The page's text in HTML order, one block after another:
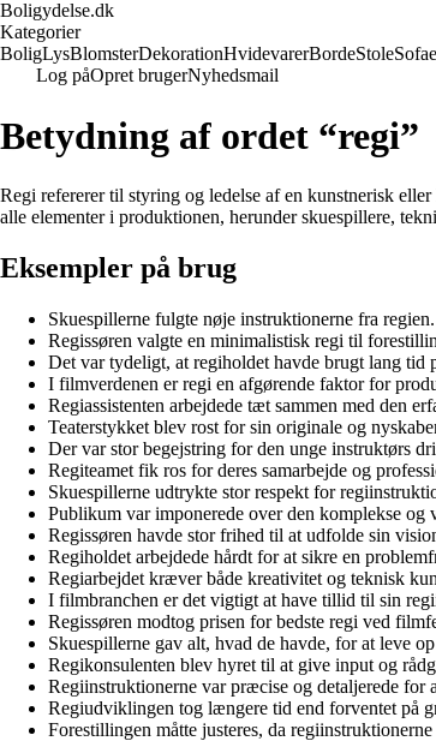
Boligydelse.dk
Kategorier
BoligLysBlomsterDekorationHvidevarerBordeStole
Log påOpret brugerNyhedsmail
Betydning af ordet “regi”
Regi refererer til styring og ledelse af en kunstnerisk
alle elementer i produktionen, herunder skuespillere,
Eksempler på brug
Skuespillerne fulgte nøje instruktionerne fra regien.
Regissøren valgte en minimalistisk regi til
Det var tydeligt, at regiholdet havde brugt lang tid
I filmverdenen er regi en afgørende faktor for
Regiassistenten arbejdede tæt sammen med den
Teaterstykket blev rost for sin originale og
Der var stor begejstring for den unge instruktørs
Regiteamet fik ros for deres samarbejde og
Skuespillerne udtrykte stor respekt for
Publikum var imponerede over den komplekse og
Regissøren havde stor frihed til at udfolde sin
Regiholdet arbejdede hårdt for at sikre en
Regiarbejdet kræver både kreativitet og teknisk
I filmbranchen er det vigtigt at have tillid til sin
Regissøren modtog prisen for bedste regi ved
Skuespillerne gav alt, hvad de havde, for at leve
Regikonsulenten blev hyret til at give input og
Regiinstruktionerne var præcise og detaljerede for
Regiudviklingen tog længere tid end forventet på
Forestillingen måtte justeres, da